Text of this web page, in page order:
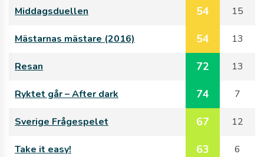
Middagsduellen 54 15
Mästarnas mästare (2016) 54 13
Resan 72 13
Ryktet går – After dark 74 7
Sverige Frågespelet 67 12
Take it easy! 63 6